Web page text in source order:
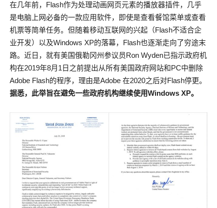
在几年前，Flash作为处理动画网页元素的播放器插件，几乎
是电脑上网必备的一款应用软件，即使是查看餐馆菜单或查看
机票等简单任务。但随着移动互联网的兴起（Flash不适合企
业开发）以及Windows XP的落幕，Flash也逐渐走向了穷途末
路。近日，就有美国俄勒冈州参议员Ron Wyden已指示政府机
构在2019年8月1日之前提出从所有美国政府网站和PC中删除
Adobe Flash的程序，理由是Adobe 在2020之后对Flash停更。
据悉，此举旨在避免一些政府机构继续使用Windows XP。